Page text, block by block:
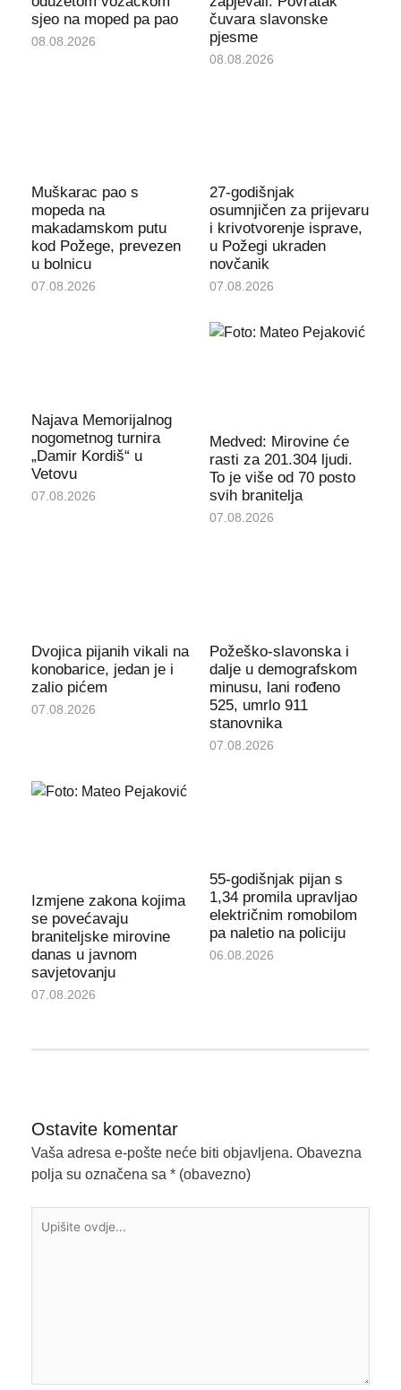
sjeo na moped pa pao
08.08.2026
čuvara slavonske
pjesme
08.08.2026
Muškarac pao s
mopeda na
makadamskom putu
kod Požege, prevezen
u bolnicu
07.08.2026
27-godišnjak
osumnjičen za prijevaru
i krivotvorenje isprave,
u Požegi ukraden
novčanik
07.08.2026
Najava Memorijalnog
nogometnog turnira
„Damir Kordiš“ u
Vetovu
07.08.2026
Medved: Mirovine će
rasti za 201.304 ljudi.
To je više od 70 posto
svih branitelja
07.08.2026
Dvojica pijanih vikali na
konobarice, jedan je i
zalio pićem
07.08.2026
Požeško-slavonska i
dalje u demografskom
minusu, lani rođeno
525, umrlo 911
stanovnika
07.08.2026
Izmjene zakona kojima
se povećavaju
braniteljske mirovine
danas u javnom
savjetovanju
07.08.2026
55-godišnjak pijan s
1,34 promila upravljao
električnim romobilom
pa naletio na policiju
06.08.2026
Ostavite komentar
Vaša adresa e-pošte neće biti objavljena. Obavezna
polja su označena sa * (obavezno)
ovdje...